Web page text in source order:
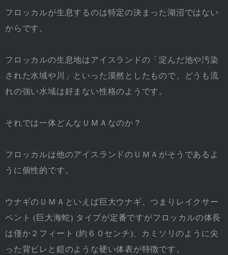
フロッカルが生息するのは特定の決まった湖沼ではない
からです。
フロッカルの生息地はアイスランドの「淀んだ池や汚染
された水域や川」といった漠然としたもので、どうも流
れの強い水域は好まない性格のようです。
それでは一体どんなＵＭＡなのか？
フロッカルは他のアイスランドのＵＭＡがそうであるよ
うに個性的です。
ウナギのＵＭＡといえば巨大ウナギ、つまりレイクサー
ペント (巨大海蛇) タイプが定番ですがフロッカルの体長
は僅か２フィート (約６０センチ)、カミソリのように尖
った背ビレと鎧のような硬い体表が特徴です。